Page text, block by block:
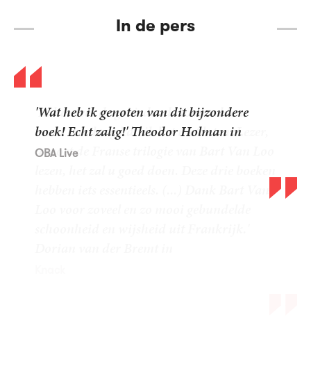
In de pers
‘Ik hanteer de gebiedende toon zelden,
maar vandaag kan ik het niet laten. Lezer,
u moet de Franse trilogie van Bart Van Loo